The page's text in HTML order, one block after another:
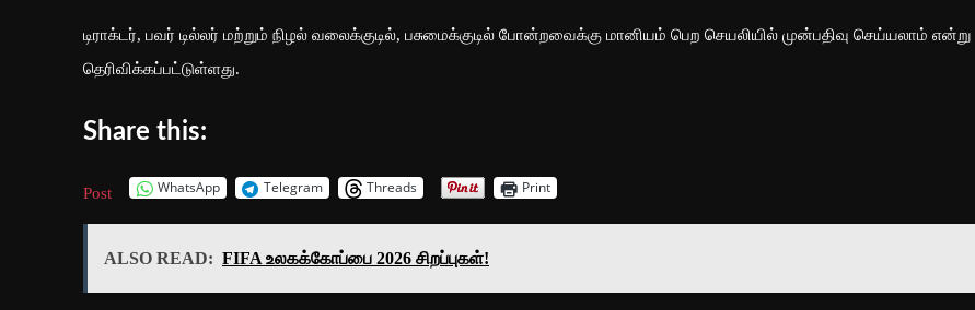
டிராக்டர், பவர் டில்லர் மற்றும் நிழல் வலைக்குடில், பசுமைக்குடில் போன்றவைக்கு மானியம் பெற செயலியில் முன்பதிவு செய்யலாம் என்று
தெரிவிக்கப்பட்டுள்ளது.
Share this:
Post WhatsApp Telegram Threads Print
ALSO READ: FIFA உலகக்கோப்பை 2026 சிறப்புகள்!